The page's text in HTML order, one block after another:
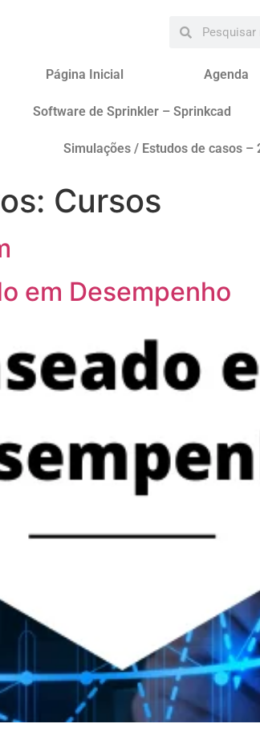
Página Inicial Agenda
Software de Sprinkler – Sprinkcad
Simulações / Estudos de casos –
Cursos
em Desempenho